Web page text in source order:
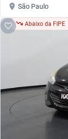
São Paulo
Abaixo da FIPE